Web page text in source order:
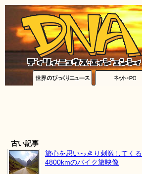
古い記事
旅心を思いっきり刺激してく
4800kmのバイク旅映像